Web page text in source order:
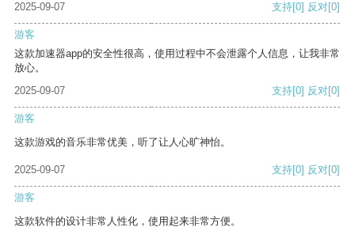
2025-09-07
支持[0] 反对[0]
游客
这款加速器app的安全性很高，使用过程中不会泄露个人信息，让我非常
放心。
2025-09-07
支持[0] 反对[0]
游客
这款游戏的音乐非常优美，听了让人心旷神怡。
2025-09-07 支持[0] 反对[0]
游客
这款软件的设计非常人性化，使用起来非常方便。